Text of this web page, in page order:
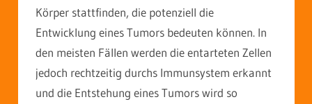
Körper stattfinden, die potenziell die
Entwicklung eines Tumors bedeuten können. In
den meisten Fällen werden die entarteten Zellen
jedoch rechtzeitig durchs Immunsystem erkannt
und die Entstehung eines Tumors wird so